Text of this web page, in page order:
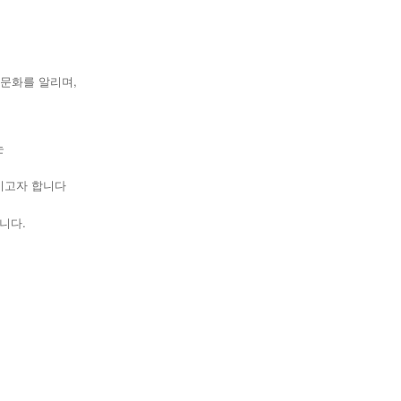
화를 알리며,
고자 합니다
다.